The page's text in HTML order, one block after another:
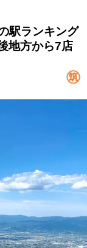
駅ランキング
地方から7店